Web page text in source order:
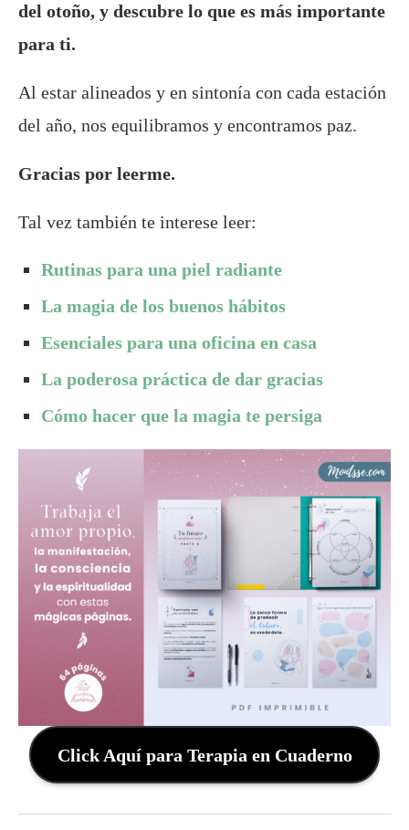
del otoño, y descubre lo que es más importante
para ti.
Al estar alineados y en sintonía con cada estación
del año, nos equilibramos y encontramos paz.
Gracias por leerme.
Tal vez también te interese leer:
Rutinas para una piel radiante
La magia de los buenos hábitos
Esenciales para una oficina en casa
La poderosa práctica de dar gracias
Cómo hacer que la magia te persiga
Click Aquí para Terapia en Cuaderno